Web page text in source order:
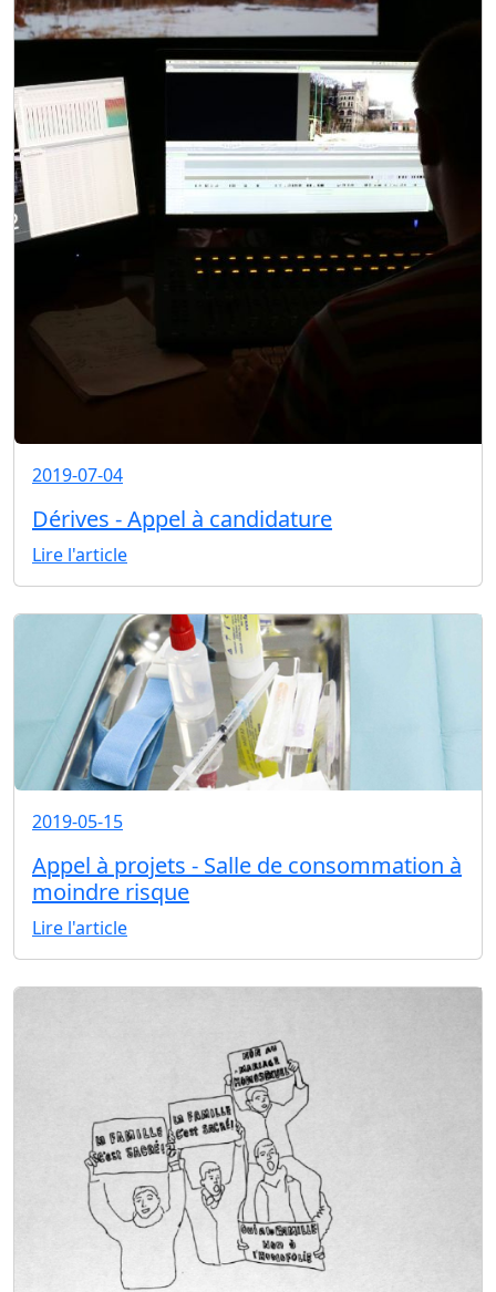
2019-07-04
Dérives - Appel à candidature
Lire l'article
2019-05-15
Appel à projets - Salle de consommation à
moindre risque
Lire l'article